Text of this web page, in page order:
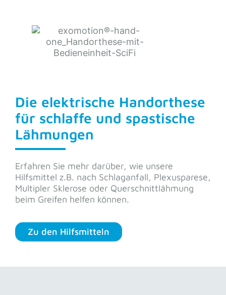
Die elektrische Handorthese
für schlaffe und spastische
Lähmungen
Erfahren Sie mehr darüber, wie unsere
Hilfsmittel z.B. nach Schlaganfall, Plexusparese,
Multipler Sklerose oder Querschnittlähmung
beim Greifen helfen können.
Zu den Hilfsmitteln